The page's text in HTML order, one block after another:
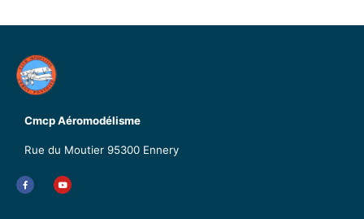
Cmcp Aéromodélisme
Rue du Moutier 95300 Ennery